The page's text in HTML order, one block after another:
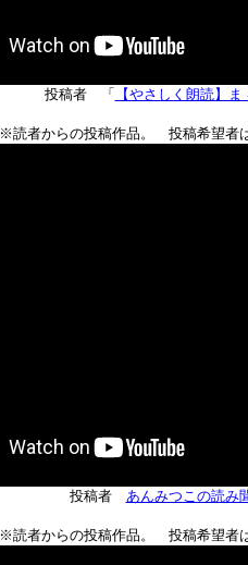
投稿者 「 【やさしく朗読】ま
※読者からの投稿作品。 投稿希望者
投稿者 あんみつこの読み
※読者からの投稿作品。 投稿希望者